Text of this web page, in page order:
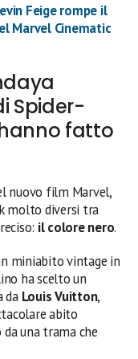
Feige rompe il
Marvel Cinematic
Spider-
fatto
nuovo film Marvel,
molto diversi tra
il colore nero.
miniabito vintage in
ha scelto un
da Louis Vuitton,
abito
una trama che